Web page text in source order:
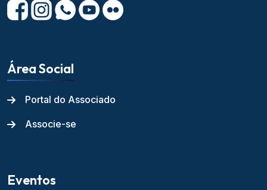
Área Social
Portal do Associado
Associe-se
Eventos